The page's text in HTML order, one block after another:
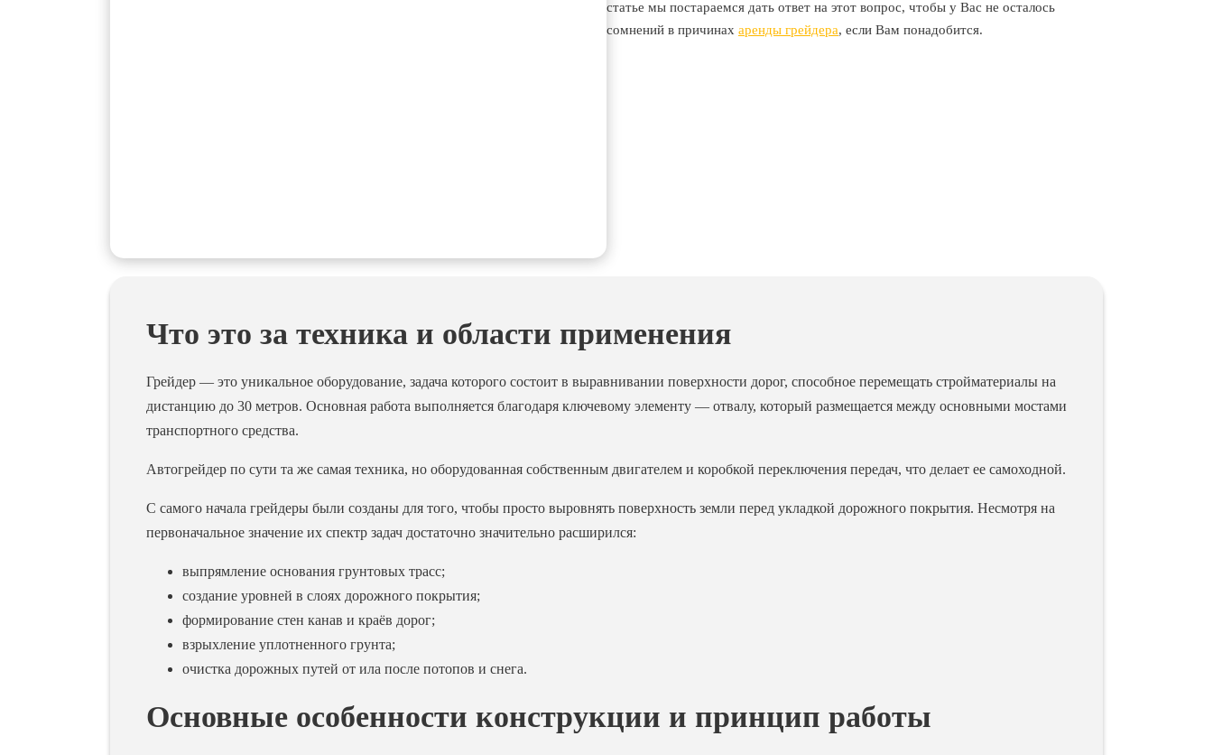
статье мы постараемся дать ответ на этот вопрос, чтобы у Вас не осталось
сомнений в причинах аренды грейдера, если Вам понадобится.
Что это за техника и области применения
Грейдер — это уникальное оборудование, задача которого состоит в выравнивании поверхности дорог, способное перемещать стройматериалы на
дистанцию до 30 метров. Основная работа выполняется благодаря ключевому элементу — отвалу, который размещается между основными мостами
транспортного средства.
Автогрейдер по сути та же самая техника, но оборудованная собственным двигателем и коробкой переключения передач, что делает ее самоходной.
С самого начала грейдеры были созданы для того, чтобы просто выровнять поверхность земли перед укладкой дорожного покрытия. Несмотря на
первоначальное значение их спектр задач достаточно значительно расширился:
выпрямление основания грунтовых трасс;
создание уровней в слоях дорожного покрытия;
формирование стен канав и краёв дорог;
взрыхление уплотненного грунта;
очистка дорожных путей от ила после потопов и снега.
Основные особенности конструкции и принцип работы